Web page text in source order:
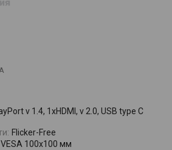
v 1.4, 1xHDMI, v 2.0, USB type C
Flicker-Free
VESA 100x100 мм